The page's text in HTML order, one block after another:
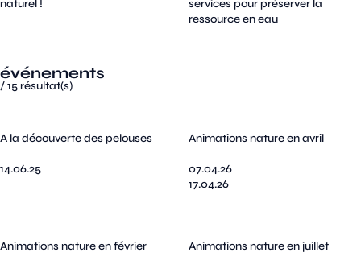
naturel !
services pour préserver la
ressource en eau
événements
/15résultat(s)
A la découverte des pelouses
14.06.25
Animations nature en avril
07.04.26
17.04.26
Animations nature en février Animations nature en juillet